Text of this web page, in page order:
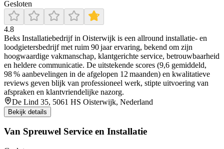
Gesloten
4.8
Beks Installatiebedrijf in Oisterwijk is een allround installatie- en
loodgietersbedrijf met ruim 90 jaar ervaring, bekend om zijn
hoogwaardige vakmanschap, klantgerichte service, betrouwbaarheid
en heldere communicatie. De uitstekende scores (9,6 gemiddeld,
98 % aanbevelingen in de afgelopen 12 maanden) en kwalitatieve
reviews geven blijk van professioneel werk, stipte uitvoering van
afspraken en klantvriendelijke nazorg.
De Lind 35, 5061 HS Oisterwijk, Nederland
Bekijk details
Van Spreuwel Service en Installatie